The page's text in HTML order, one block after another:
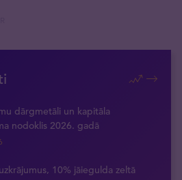
dārgmetāli un kapitāla
nodoklis 2026. gadā
10% jāiegulda zeltā